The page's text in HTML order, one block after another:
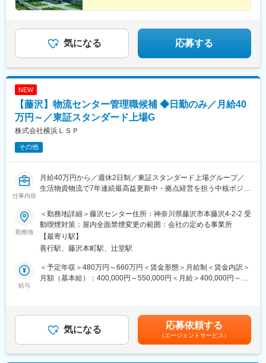
気になる 応募する
NEW
【藤沢】物流センター管理職候補 ◆日勤のみ／月給40
万円～／東証スタンダード上場G
株式会社横浜ＬＳＰ
その他
仕事内容
月給40万円から／週休2日制／東証スタンダード上場グループ／
生活物資物流で7年連続最高益更新中・拠点経営を担う中核ポジシ
■募集背景
上場グループの成長戦略に伴い、新設センターの組織基盤強化を
目的とした採用です。当社の中核拠点のひとつとして期待される
藤沢／座間センターにおいて、センターの収益・人材・オペレー
ションを統合的にマネジメントできる方を求めています。
■ポジション概要
■業務内容
・センター運営戦略の策定およびKPI管理
勤務地
＜勤務地詳細＞藤沢センター住所：神奈川県藤沢市本藤沢4-2-2 受
動喫煙対策：屋内全面禁煙変更の範囲：会社の定める事業所
【最寄り駅】
善行駅、藤沢本町駅、辻堂駅
給与
＜予定年収＞480万円～660万円＜賃金形態＞月給制＜賃金内訳＞
月額（基本給）：400,000円～550,000円＜月給＞400,000円～
を通じて上下する可能性があります。月給(月額)は固定手当を含め
た表記です。気になる 応募依頼する
（エージェントサービス）